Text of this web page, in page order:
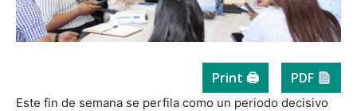
Print 🖨 PDF
Este fin de semana se perfila como un periodo decisivo